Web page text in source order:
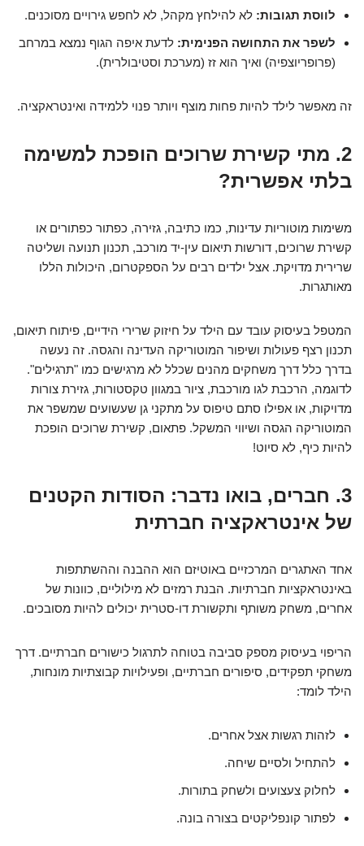
לווסת תגובות: לא להילחץ מקהל, לא לחפש גירויים מסוכנים.
לשפר את התחושה הפנימית: לדעת איפה הגוף נמצא במרחב
(פרופריוצפיה) ואיך הוא זז (מערכת וסטיבולרית).
זה מאפשר לילד להיות פחות מוצף ויותר פנוי ללמידה ואינטראקציה.
2. מתי קשירת שרוכים הופכת למשימה
בלתי אפשרית?
משימות מוטוריות עדינות, כמו כתיבה, גזירה, כפתור כפתורים או
קשירת שרוכים, דורשות תיאום עין-יד מורכב, תכנון תנועה ושליטה
שרירית מדויקת. אצל ילדים רבים על הספקטרום, היכולות הללו
מאותגרות.
המטפל בעיסוק עובד עם הילד על חיזוק שרירי הידיים, פיתוח תיאום,
תכנון רצף פעולות ושיפור המוטוריקה העדינה והגסה. זה נעשה
בדרך כלל דרך משחקים מהנים שכלל לא מרגישים כמו "תרגילים".
לדוגמה, הרכבת לגו מורכבת, ציור במגוון טקסטורות, גזירת צורות
מדויקות, או אפילו סתם טיפוס על מתקני גן שעשועים שמשפר את
המוטוריקה הגסה ושיווי המשקל. פתאום, קשירת שרוכים הופכת
להיות כיף, לא סיוט!
3. חברים, בואו נדבר: הסודות הקטנים
של אינטראקציה חברתית
אחד האתגרים המרכזיים באוטיזם הוא ההבנה וההשתתפות
באינטראקציות חברתיות. הבנת רמזים לא מילוליים, כוונות של
אחרים, משחק משותף ותקשורת דו-סטרית יכולים להיות מסובכים.
הריפוי בעיסוק מספק סביבה בטוחה לתרגול כישורים חברתיים. דרך
משחקי תפקידים, סיפורים חברתיים, ופעילויות קבוצתיות מונחות,
הילד לומד:
לזהות רגשות אצל אחרים.
להתחיל ולסיים שיחה.
לחלוק צעצועים ולשחק בתורות.
לפתור קונפליקטים בצורה בונה.